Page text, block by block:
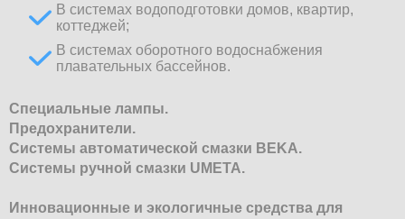
В системах водоподготовки домов, квартир,
коттеджей;
В системах оборотного водоснабжения
плавательных бассейнов.
Специальные лампы.
Предохранители.
Системы автоматической смазки BEKA.
Системы ручной смазки UMETA.
Инновационные и экологичные средства для